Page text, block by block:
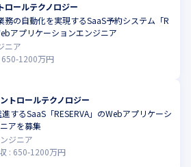
ロールテクノロジー
務の自動化を実現するSaaS予約システム「R
アプリケーションエンジニア
ニア
650-1200万円
トロールテクノロジー
するSaaS「RESERVA」のWebアプリケーシ
アを募集
ジニア
: 650-1200万円